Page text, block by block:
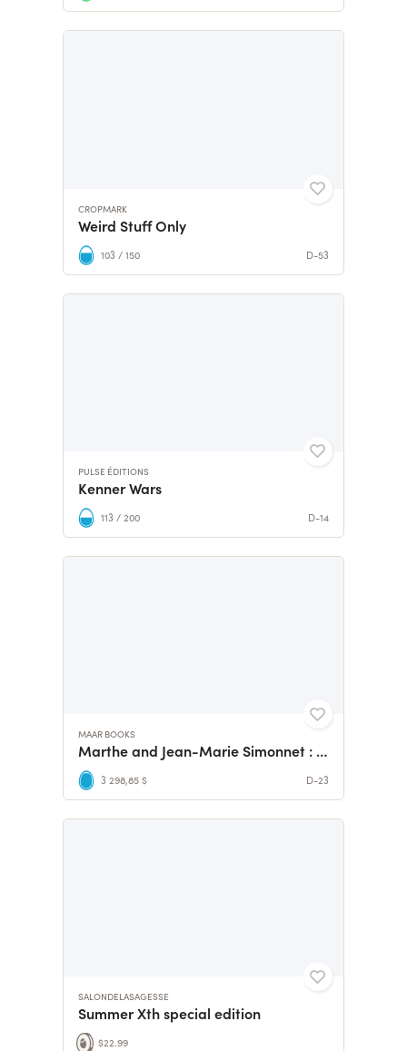
CROPMARK
Weird Stuff Only
103 / 150 D-53
PULSE ÉDITIONS
Kenner Wars
113 / 200 D-14
MAAR BOOKS
Marthe and Jean-Marie Simonnet : a monograph
3 298,85 $ D-23
SALONDELASAGESSE
Summer Xth special edition
$22.99